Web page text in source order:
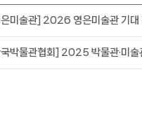
미술관] 2026 영은미술관 기대